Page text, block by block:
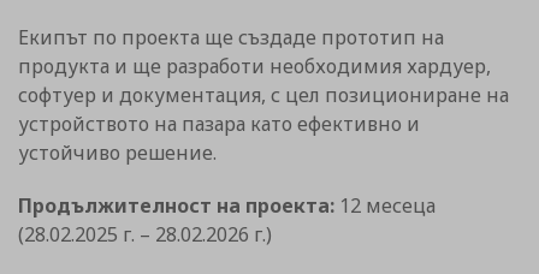
Екипът по проекта ще създаде прототип на
продукта и ще разработи необходимия хардуер,
софтуер и документация, с цел позициониране на
устройството на пазара като ефективно и
устойчиво решение.
Продължителност на проекта: 12 месеца
(28.02.2025 г. – 28.02.2026 г.)